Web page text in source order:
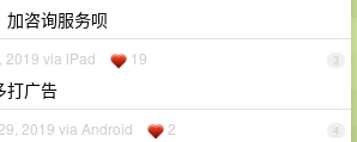
加咨询服务呗
3
2019 via iPad 19
打广告
4
2019 via Android 2